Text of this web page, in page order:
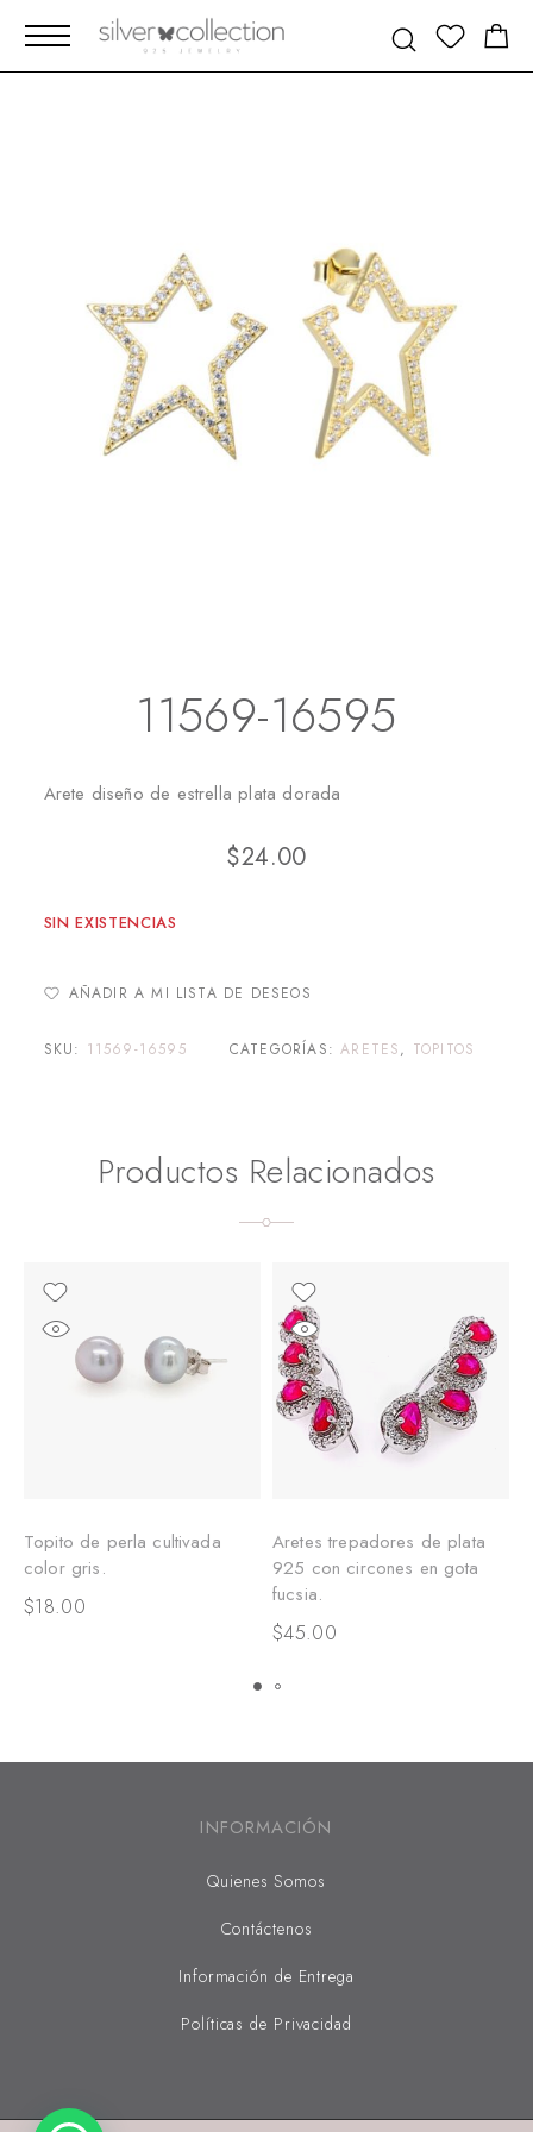
11569-16595
Arete diseño de estrella plata dorada
$24.00
SIN EXISTENCIAS
AÑADIR A MI LISTA DE DESEOS
SKU: 11569-16595 CATEGORÍAS:ARETES, TOPITOS
Productos Relacionados
Topito de perla cultivada
color gris.
$18.00
Aretes trepadores de plata
925 con circones en gota
fucsia.
$45.00
INFORMACIÓN
Quienes Somos
Contáctenos
Información de Entrega
Políticas de Privacidad